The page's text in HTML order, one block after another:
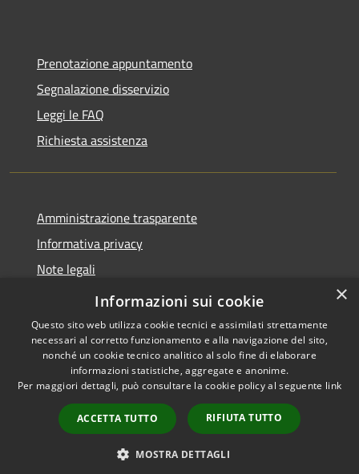
Prenotazione appuntamento
Segnalazione disservizio
Leggi le FAQ
Richiesta assistenza
Amministrazione trasparente
Informativa privacy
Note legali
Dichiarazione di accessibilità
Accessibilità
Copyright © 2026 • Comune di
Cervia • Powered by
Municipium•
Accesso
redazione
×
Informazioni sui cookie
Questo sito web utilizza cookie tecnici e assimilati strettamente
necessari al corretto funzionamento e alla navigazione del sito,
nonché un cookie tecnico analitico al solo fine di elaborare
informazioni statistiche, aggregate e anonime.
Per maggiori dettagli, può consultare la cookie policy al seguente link
ACCETTA TUTTO RIFIUTA TUTTO
MOSTRA DETTAGLI